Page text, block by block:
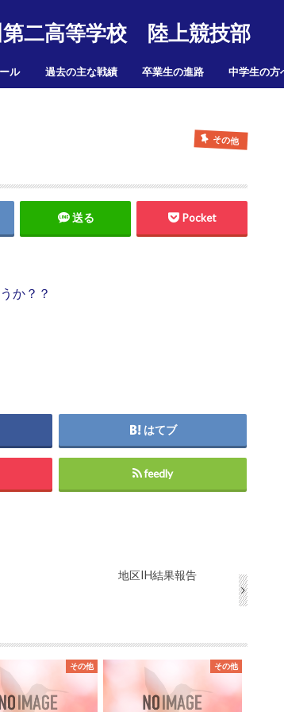
第二高等学校 陸上競技部
ル 過去の主な戦績 卒業生の進路 中学生の方
その他
送る Pocket
か？？
はてブ
feedly
地区IH結果報告
その他 その他